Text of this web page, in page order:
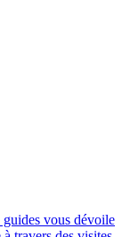
guides vous dévoile